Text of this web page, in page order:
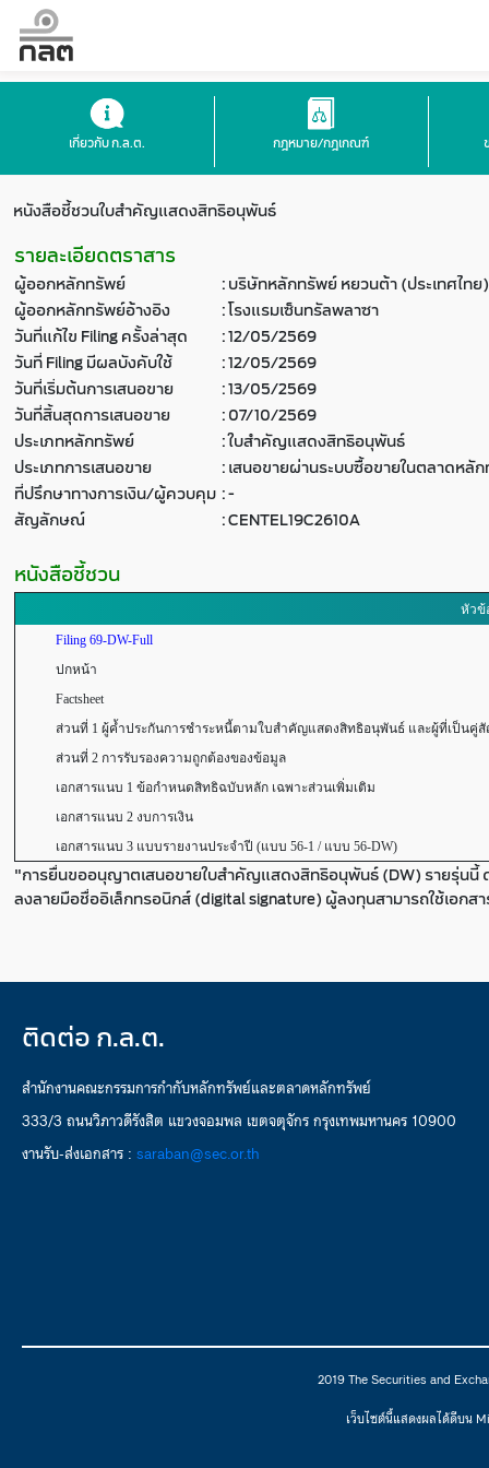
เกี่ยวกับ ก.ล.ต. กฎหมาย/กฎเกณฑ์
หนังสือชี้ชวนใบสำคัญแสดงสิทธิอนุพันธ์
รายละเอียดตราสาร
ผู้ออกหลักทรัพย์ :บริษัทหลักทรัพย์ หยวนต้า (ประเทศไทย
ผู้ออกหลักทรัพย์อ้างอิง
:โรงแรมเซ็นทรัลพลาซา
วันที่แก้ไข Filing ครั้งล่าสุด
:12/05/2569
วันที่ Filing มีผลบังคับใช้
:12/05/2569
วันที่เริ่มต้นการเสนอขาย
:13/05/2569
วันที่สิ้นสุดการเสนอขาย
:07/10/2569
ประเภทหลักทรัพย์
:ใบสำคัญแสดงสิทธิอนุพันธ์
ประเภทการเสนอขาย
:เสนอขายผ่านระบบซื้อขายในตลาดหลั
ที่ปรึกษาทางการเงิน/ผู้ควบคุม :-
สัญลักษณ์
:CENTEL19C2610A
หนังสือชี้ชวน
หัวข้
Filing 69-DW-Full
ปกหน้า
Factsheet
ส่วนที่ 1 ผู้ค้ำประกันการชำระหนี้ตามใบสำคัญแสดงสิทธิอนุพันธ์ และผู้ที่เป็นคู่สั
ส่วนที่ 2 การรับรองความถูกต้องของข้อมูล
เอกสารแนบ 1 ข้อกำหนดสิทธิฉบับหลัก เฉพาะส่วนเพิ่มเติม
เอกสารแนบ 2 งบการเงิน
เอกสารแนบ 3 แบบรายงานประจำปี (แบบ 56-1 / แบบ 56-DW)
"การยื่นขออนุญาตเสนอขายใบสำคัญแสดงสิทธิอนุพันธ์ (DW) รายรุ่นนี้
ลงลายมือชื่ออิเล็กทรอนิกส์ (digital signature) ผู้ลงทุนสามารถใช้เอกส
ติดต่อ ก.ล.ต.
สำนักงานคณะกรรมการกำกับหลักทรัพย์และตลาดหลักทรัพย์
333/3 ถนนวิภาวดีรังสิต แขวงจอมพล เขตจตุจักร กรุงเทพมหานคร 10900
งานรับ-ส่งเอกสาร : saraban@sec.or.th
2019 The Securities and
เว็บไซต์นี้แสดงผลได้ดีบน